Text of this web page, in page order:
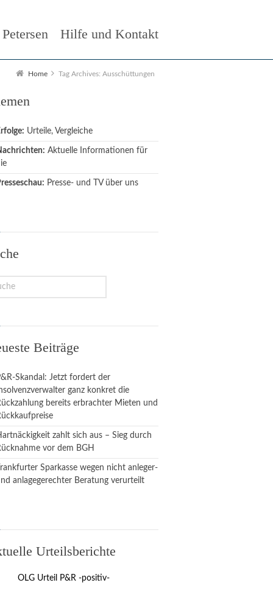
Hilfe und Kontakt
Home Tag Archives: Ausschüttungen
Urteile, Vergleiche
Aktuelle Informationen für
Presse- und TV über uns
Beiträge
Skandal: Jetzt fordert der
ganz konkret die
bereits erbrachter Mieten und
zahlt sich aus – Sieg durch
vor dem BGH
Sparkasse wegen nicht anleger-
anlagegerechter Beratung verurteilt
Urteilsberichte